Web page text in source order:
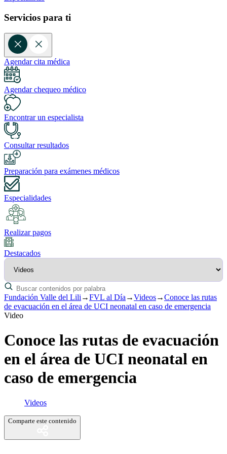
Servicios para ti
Agendar cita médica
Agendar chequeo médico
Encontrar un especialista
Consultar resultados
Preparación para exámenes médicos
Especialidades
Realizar pagos
Destacados
Fundación Valle del Lili →FVL al Día →Videos→Conoce las rutas
de evacuación en el área de UCI neonatal en caso de emergencia
Video
Conoce las rutas de evacuación
en el área de UCI neonatal en
caso de emergencia
Videos
Comparte este contenido